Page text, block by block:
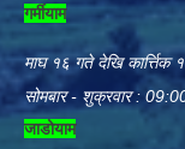
गर्मीयाम
माघ १६ गते देखि कार्त्तिक
सोमबार - शुक्रवार :
जाडोयाम